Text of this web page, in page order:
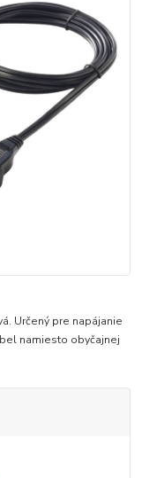
Určený pre napájanie
namiesto obyčajnej